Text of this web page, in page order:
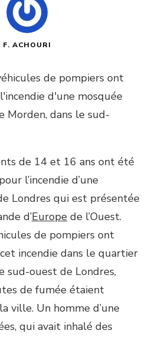
F. ACHOURI
de 14 et 16 ans ont été
l’incendie d’une
Londres qui est présentée
d’Europe de l’Ouest.
de pompiers ont
incendie dans le quartier
sud-ouest de Londres,
de fumée étaient
ville. Un homme d’une
qui avait inhalé des